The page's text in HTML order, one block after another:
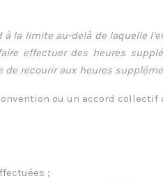
la limite au-delà de laquelle
effectuer des heures
de recourir aux heures
ou un accord collectif
;